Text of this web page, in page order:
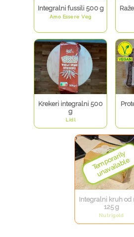
Integralni fussili 500 g
Amo Essere Veg
Krekeri integralni 500
g
Lidl
Integralni kruh od
125 g
Nutrigold